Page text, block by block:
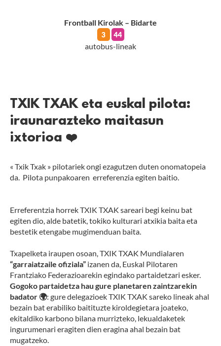
Frontball Kirolak – Bidarte
autobus-lineak
TXIK TXAK eta euskal pilota:
iraunarazteko maitasun
ixtorioa ❤️
« Txik Txak » pilotariek ongi ezagutzen duten onomatopeia
da. Pilota punpakoaren erreferenzia egiten baitio.
Erreferentzia horrek TXIK TXAK sareari begi keinu bat
egiten dio, alde batetik, tokiko kulturari atxikia baita eta
bestetik etengabe mugimenduan baita.
Txapelketa iraupen osoan, TXIK TXAK Mundialaren
“garraiatzaile ofiziala” izanen da, Euskal Pilotaren
Frantziako Federazioarekin egindako partaidetzari esker.
Gogoko partaidetza hau gure planetaren zaintzarekin
badator 🌍: gure delegazioek TXIK TXAK sareko lineak ahal
bezain bat erabiliko baitituzte kiroldegietara joateko,
ekitaldiko karbono bilana murrizteko, lekualdaketek
ingurumenari eragiten dien eragina ahal bezain bat
mugatzeko.